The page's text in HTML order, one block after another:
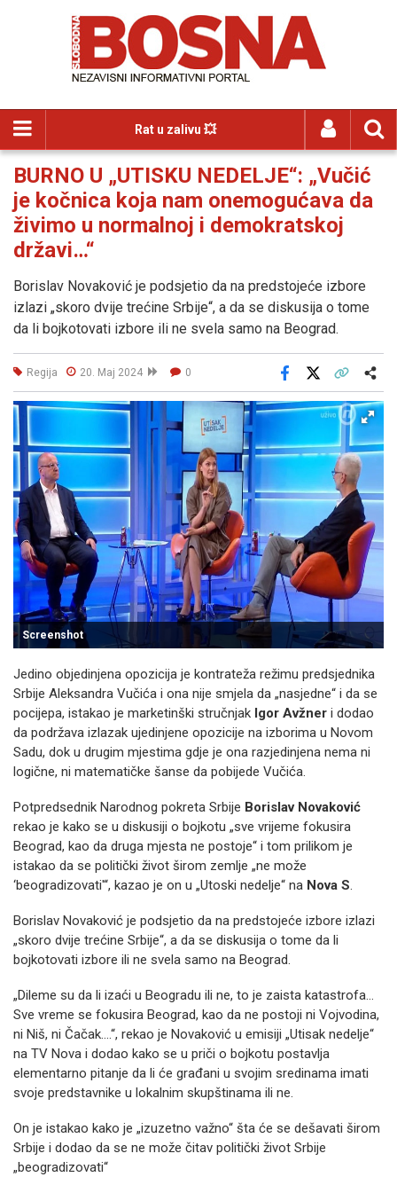
Rat u zalivu 💥
BURNO U „UTISKU NEDELJE“: „Vučić
je kočnica koja nam onemogućava da
živimo u normalnoj i demokratskoj
državi…“
Borislav Novaković je podsjetio da na predstojeće izbore
izlazi „skoro dvije trećine Srbije“, a da se diskusija o tome
da li bojkotovati izbore ili ne svela samo na Beograd.
Regija 20. Maj 2024 0
Facebook
Screenshot
Jedino objedinjena opozicija je kontrateža režimu predsjednika
Srbije Aleksandra Vučića i ona nije smjela da „nasjedne“ i da se
pocijepa, istakao je marketinški stručnjak Igor Avžner i dodao
da podržava izlazak ujedinjene opozicije na izborima u Novom
Sadu, dok u drugim mjestima gdje je ona razjedinjena nema ni
logične, ni matematičke šanse da pobijede Vučića.
Potpredsednik Narodnog pokreta Srbije Borislav Novaković
rekao je kako se u diskusiji o bojkotu „sve vrijeme fokusira
Beograd, kao da druga mjesta ne postoje“ i tom prilikom je
istakao da se politički život širom zemlje „ne može
‘beogradizovati'“, kazao je on u „Utoski nedelje“ na Nova S.
Borislav Novaković je podsjetio da na predstojeće izbore izlazi
„skoro dvije trećine Srbije“, a da se diskusija o tome da li
bojkotovati izbore ili ne svela samo na Beograd.
„Dileme su da li izaći u Beogradu ili ne, to je zaista katastrofa…
Sve vreme se fokusira Beograd, kao da ne postoji ni Vojvodina,
ni Niš, ni Čačak….“, rekao je Novaković u emisiji „Utisak nedelje“
na TV Nova i dodao kako se u priči o bojkotu postavlja
elementarno pitanje da li će građani u svojim sredinama imati
svoje predstavnike u lokalnim skupštinama ili ne.
On je istakao kako je „izuzetno važno“ šta će se dešavati širom
Srbije i dodao da se ne može čitav politički život Srbije
„beogradizovati“